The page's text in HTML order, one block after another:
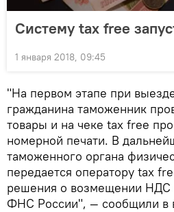
Систему tax free
1 января 2018, 09:45
"На первом этапе при
гражданина таможенник
товары и на чеке tax free
номерной печати. В
таможенного органа
передается оператору tax
решения о возмещении НДС
ФНС России", — сообщили в